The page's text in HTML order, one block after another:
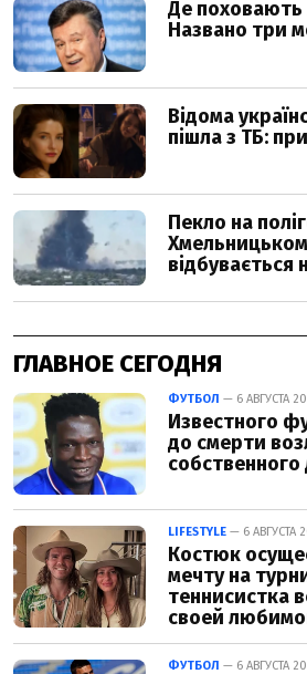
ГЛАВНОЕ СЕГОДНЯ
ФУТБОЛ — 6 АВГУСТА
Известного
до смерти
LIFESTYLE — 6 АВГУСТА
Костюк
мечту на
теннисистка
своей
ФУТБОЛ — 6 АВГУСТА